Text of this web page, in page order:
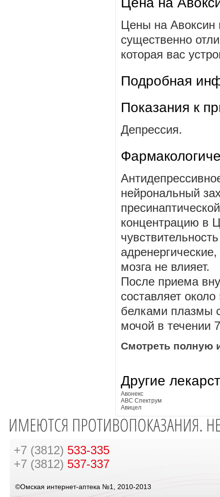
Цены на Авоксин
существенно
которая вас
Подробная
Показания к
Депрессия.
нейрональный
концентрацию в
мозга не влияет.
После приема
составляет
белками плазмы
мочой в течении
Смотреть полную
Другие
Авонекс
АВС Спектрум
Авицел
+7 (3812) 533-335
+7 (3812) 537-337
©Омская интернет-аптека №1, 2010-2013